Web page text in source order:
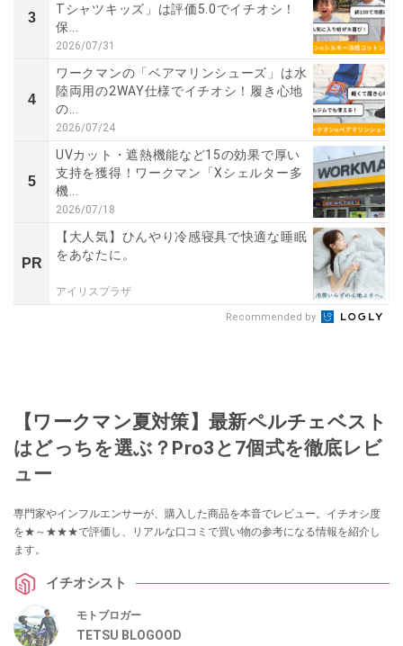
3
Tシャツキッズ」は評価5.0でイチオシ！
保...
2026/07/31
4
ワークマンの「ベアマリンシューズ」は水
陸両用の2WAY仕様でイチオシ！履き心地
の...
2026/07/24
5
UVカット・遮熱機能など15の効果で厚い
支持を獲得！ワークマン「Xシェルター多
機...
2026/07/18
PR
【大人気】ひんやり冷感寝具で快適な睡眠
をあなたに。
アイリスプラザ
Recommended by
【ワークマン夏対策】最新ペルチェベスト
はどっちを選ぶ？Pro3と7個式を徹底レビ
ュー
専門家やインフルエンサーが、購入した商品を本音でレビュー。イチオシ度
を★～★★★で評価し、リアルな口コミで買い物の参考になる情報を紹介し
ます。
イチオシスト
モトブロガー
TETSU BLOGOOD